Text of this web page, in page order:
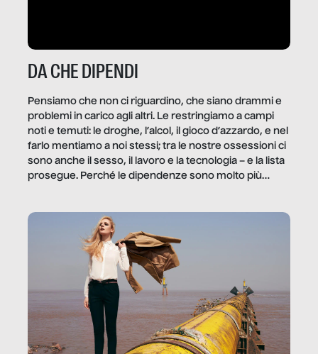
DA CHE DIPENDI
Pensiamo che non ci riguardino, che siano drammi e
problemi in carico agli altri. Le restringiamo a campi
noti e temuti: le droghe, l’alcol, il gioco d’azzardo, e nel
farlo mentiamo a noi stessi; tra le nostre ossessioni ci
sono anche il sesso, il lavoro e la tecnologia – e la lista
prosegue. Perché le dipendenze sono molto più
trae un guadagno. In questo reportage vediamo
quale e come.